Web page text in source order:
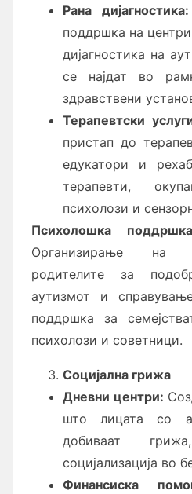
Рана дијагностика:
поддршка на
дијагностика на
се најдат во
здравствени
Терапевтски
пристап до
едукатори и
терапевти,
психолози и
Психолошка п
Организирање на
родителите за
аутизмот и
поддршка за
психолози и советници.
Социјална грижа
Дневни центри:
што лицата со
добиваат
социјализација во
Финансиска